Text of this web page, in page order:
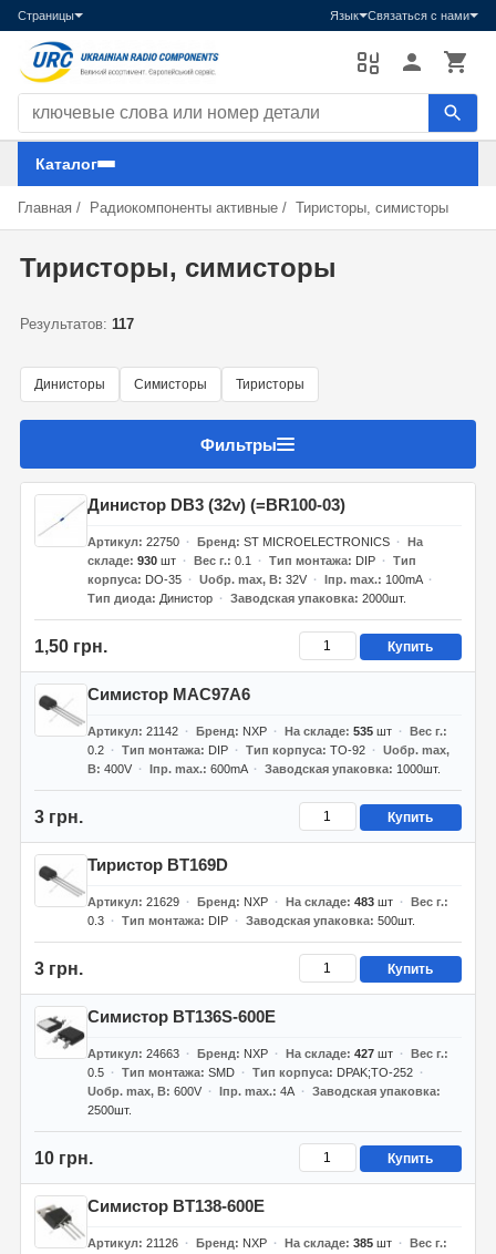
Страницы Язык Связаться с нами
Каталог
Главная / Радиокомпоненты активные / Тиристоры, симисторы
Тиристоры, симисторы
Результатов: 117
Динисторы Симисторы Тиристоры
Фильтры
Динистор DB3 (32v) (=BR100-03)
Артикул 22750 Бренд ST MICROELECTRONICS
На
складе 930шт Вес г. 0.1 Тип монтажа DIP
Тип
корпуса
DO-35 Uобр. max, В 32V Iпр. max.
100mA
Тип диода
Динистор Заводская упаковка 2000шт.
1,50 грн. Купить
Симистор MAC97A6
Артикул 21142 Бренд NXP На складе 535шт
Вес г.
0.2
Тип монтажа DIP Тип корпуса TO-92
Uобр. max,
В 400V Iпр. max. 600mA Заводская упаковка 1000шт.
3 грн. Купить
Тиристор BT169D
Артикул 21629 Бренд NXP На складе 483шт
Вес г.
0.3
Тип монтажа DIP Заводская упаковка 500шт.
3 грн. Купить
Симистор BT136S-600E
Артикул 24663 Бренд NXP На складе 427шт
Вес г.
0.5
Тип монтажа SMD Тип корпуса
DPAK;TO-252
Uобр. max, В 600V Iпр. max. 4А
Заводская упаковка
2500шт.
10 грн. Купить
Симистор BT138-600E
Артикул 21126 Бренд NXP На складе 385шт
Вес г.